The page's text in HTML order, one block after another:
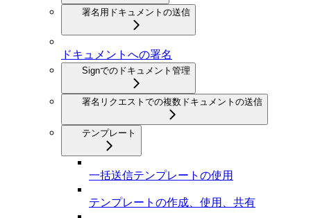
署名用ドキュメントの送信
ドキュメントへの署名
Signでのドキュメント管理
署名リクエストでの複数ドキュメントの送信
テンプレート
一括送信テンプレートの使用
テンプレートの作成、使用、共有